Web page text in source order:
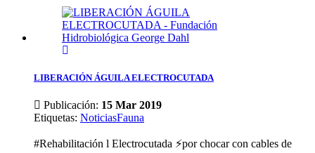
LIBERACIÓN ÁGUILA ELECTROCUTADA
Publicación: 15 Mar 2019
Etiquetas: NoticiasFauna
#Rehabilitación l Electrocutada ⚡️por chocar con cables de